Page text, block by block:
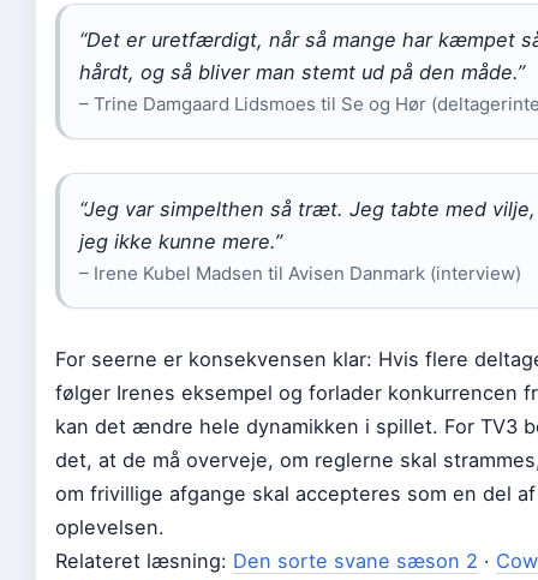
“Det er uretfærdigt, når så mange har kæmpet
hårdt, og så bliver man stemt ud på den måde.”
– Trine Damgaard Lidsmoes til Se og Hør
“Jeg var simpelthen så træt. Jeg tabte med
jeg ikke kunne mere.”
– Irene Kubel Madsen til Avisen Danmark (interview)
For seerne er konsekvensen klar: Hvis flere
følger Irenes eksempel og forlader konkurrencen
kan det ændre hele dynamikken i spillet. For TV3
det, at de må overveje, om reglerne skal
om frivillige afgange skal accepteres som en del af
oplevelsen.
Relateret læsning: Den sorte svane sæson 2 ·